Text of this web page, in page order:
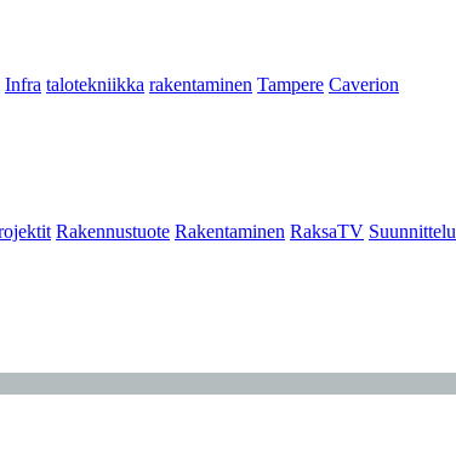
Infra talotekniikka rakentaminen Tampere Caverion
Rakennustuote Rakentaminen RaksaTV Suunnittelu